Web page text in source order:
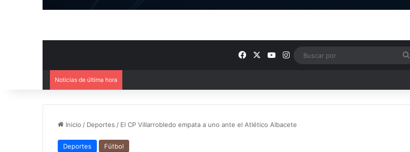
FacebookYouTube
Instagram
Noticias de última hora
Inicio / Deportes / El CP Villarrobledo empata a uno ante el Atlético Albacete
Deportes Fútbol